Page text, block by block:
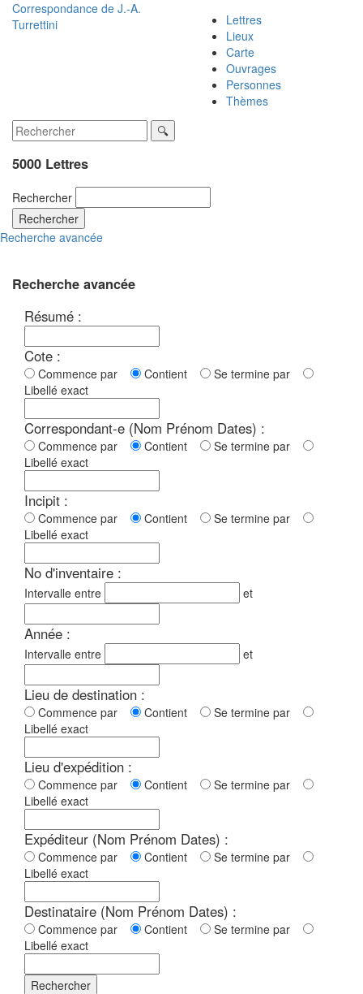
Correspondance de J.-A.
Turrettini
Lettres
Lieux
Carte
Ouvrages
Personnes
Thèmes
5000 Lettres
Rechercher
Rechercher
Recherche avancée
Recherche avancée
Résumé :
Cote :
Commence par Contient
Se termine par
Libellé exact
Correspondant-e (Nom Prénom Dates) :
Commence par Contient
Se termine par
Libellé exact
Incipit :
Commence par Contient
Se termine par
Libellé exact
No d'inventaire :
Intervalle entre et
Année :
Intervalle entre et
Lieu de destination :
Commence par Contient
Se termine par
Libellé exact
Lieu d'expédition :
Commence par Contient
Se termine par
Libellé exact
Expéditeur (Nom Prénom Dates) :
Commence par Contient
Se termine par
Libellé exact
Destinataire (Nom Prénom Dates) :
Commence par Contient
Se termine par
Libellé exact
Rechercher